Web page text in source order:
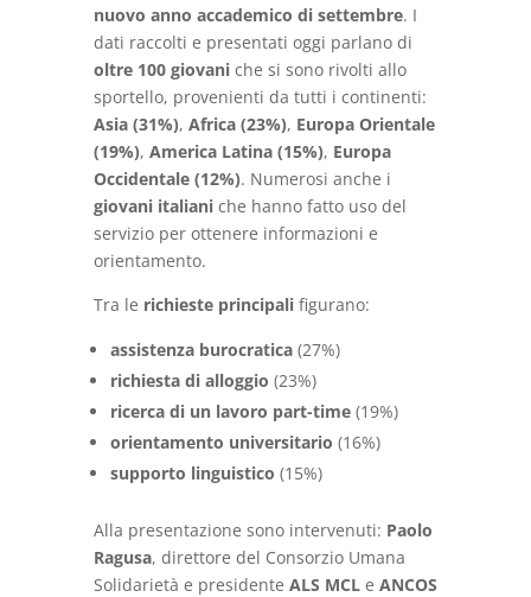
nuovo anno accademico di settembre. I
dati raccolti e presentati oggi parlano di
oltre 100 giovaniche si sono rivolti allo
sportello, provenienti da tutti i continenti:
Asia (31%), Africa (23%), Europa Orientale
(19%), America Latina (15%), Europa
Occidentale (12%). Numerosi anche i
giovani italianiche hanno fatto uso del
servizio per ottenere informazioni e
orientamento.
Tra le richieste principalifigurano:
assistenza burocratica(27%)
richiesta di alloggio (23%)
ricerca di un lavoro part-time(19%)
orientamento universitario (16%)
supporto linguistico (15%)
Alla presentazione sono intervenuti: Paolo
Ragusa, direttore del Consorzio Umana
Solidarietà e presidente ALS MCLe ANCOS